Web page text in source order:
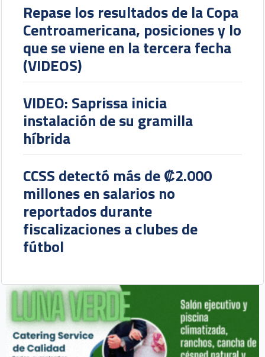
Repase los resultados de la Copa
Centroamericana, posiciones y lo
que se viene en la tercera fecha
(VIDEOS)
VIDEO: Saprissa inicia
instalación de su gramilla
híbrida
CCSS detectó más de ₡2.000
millones en salarios no
reportados durante
fiscalizaciones a clubes de
fútbol